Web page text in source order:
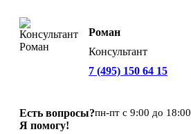
Роман
Консультант
7 (495) 150 64 15
Есть вопросы?
Я помогу!
пн-пт с 9:00 до 18:00